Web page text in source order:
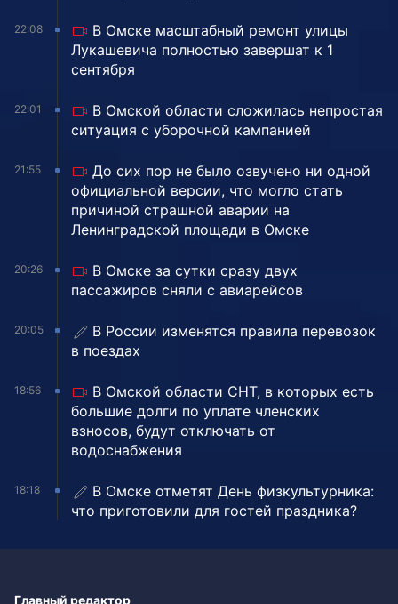
22:08
В Омске масштабный ремонт улицы
Лукашевича полностью завершат к 1
сентября
22:01
В Омской области сложилась непростая
ситуация с уборочной кампанией
21:55
До сих пор не было озвучено ни одной
официальной версии, что могло стать
причиной страшной аварии на
Ленинградской площади в Омске
20:26
В Омске за сутки сразу двух
пассажиров сняли с авиарейсов
20:05
В России изменятся правила перевозок
в поездах
18:56
В Омской области СНТ, в которых есть
большие долги по уплате членских
взносов, будут отключать от
водоснабжения
18:18
В Омске отметят День физкультурника:
что приготовили для гостей праздника?
Главный редактор